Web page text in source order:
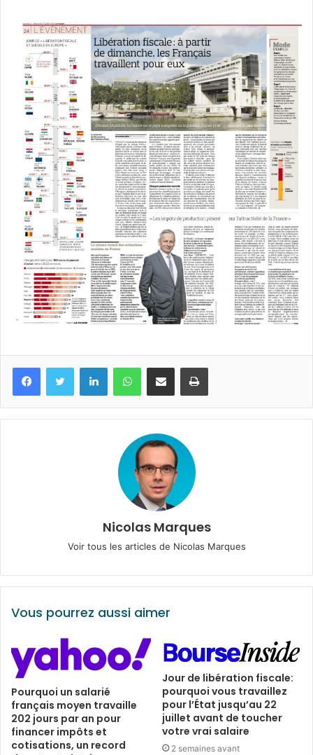
FacebookTwitter LinkedinWhatsApp
Partagez par mail Imprimez
Nicolas Marques
Voir tous les articles de Nicolas Marques
Vous pourrez aussi aimer
Pourquoi un salarié
français moyen travaille
202 jours par an pour
financer impôts et
cotisations, un record
Jour de libération fiscale:
pourquoi vous travaillez
pour l’État jusqu’au 22
juillet avant de toucher
votre vrai salaire
2 semaines avant